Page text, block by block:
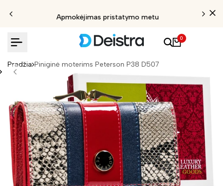
Apmokėjimas pristatymo metu
0
Pradžia Piniginė moterims Peterson P38 D507